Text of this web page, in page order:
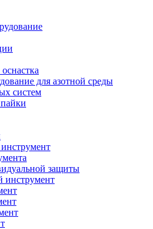
для азотной среды
систем
защиты
инструмент